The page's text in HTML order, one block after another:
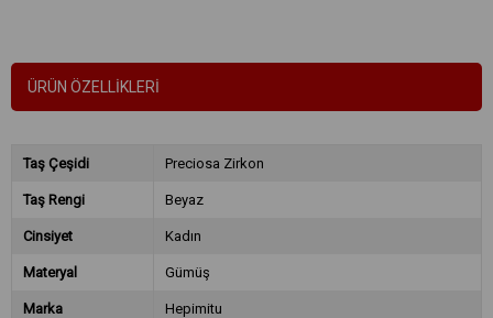
ÜRÜN ÖZELLIKLERI
Taş Çeşidi Preciosa Zirkon
Taş Rengi Beyaz
Cinsiyet Kadın
Materyal Gümüş
Marka Hepimitu